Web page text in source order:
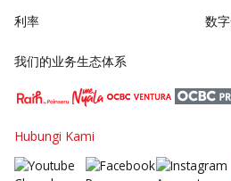
利率
数
我们的业务生态体系
Hubungi Kami